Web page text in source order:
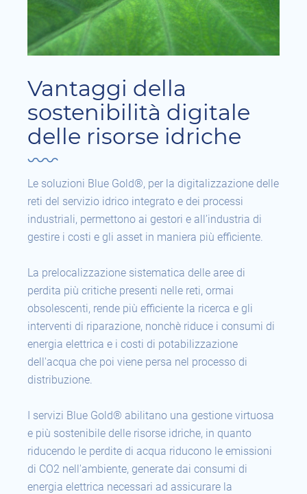
Vantaggi della
sostenibilità digitale
delle risorse idriche
Le soluzioni Blue Gold®, per la digitalizzazione delle
reti del servizio idrico integrato e dei processi
industriali, permettono ai gestori e all’industria di
gestire i costi e gli asset in maniera più efficiente.
La prelocalizzazione sistematica delle aree di
perdita più critiche presenti nelle reti, ormai
obsolescenti, rende più efficiente la ricerca e gli
interventi di riparazione, nonchè riduce i consumi di
energia elettrica e i costi di potabilizzazione
dell'acqua che poi viene persa nel processo di
distribuzione.
I servizi Blue Gold® abilitano una gestione virtuosa
e più sostenibile delle risorse idriche, in quanto
riducendo le perdite di acqua riducono le emissioni
di CO2 nell'ambiente, generate dai consumi di
energia elettrica necessari ad assicurare la